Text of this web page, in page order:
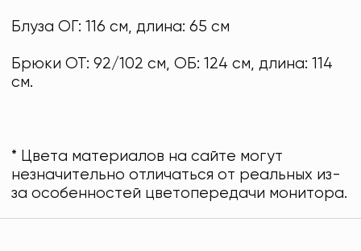
Блуза ОГ: 116 см, длина: 65 см
Брюки ОТ: 92/102 см, ОБ: 124 см, длина: 114
см.
* Цвета материалов на сайте могут
незначительно отличаться от реальных из-
за особенностей цветопередачи монитора.